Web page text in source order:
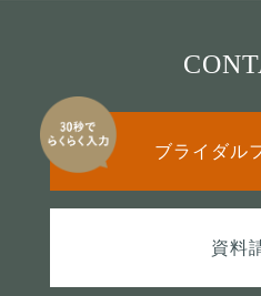
ブライダル
資料